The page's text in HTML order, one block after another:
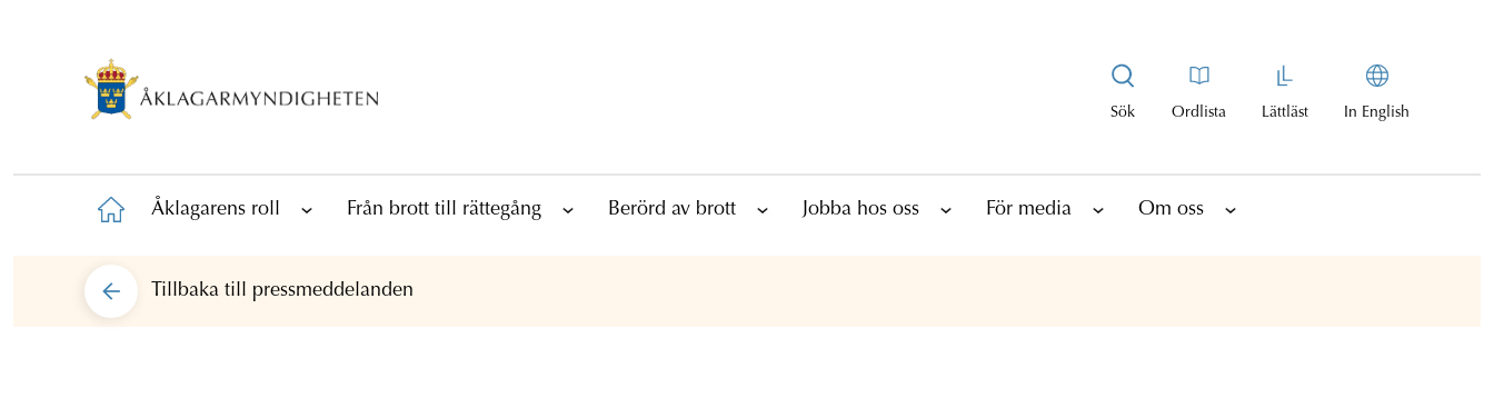
Sök Ordlista Lättläst In English
Åklagarens roll Från brott till rättegång Berörd av brott Jobba hos oss För media Om oss
Tillbaka till pressmeddelanden